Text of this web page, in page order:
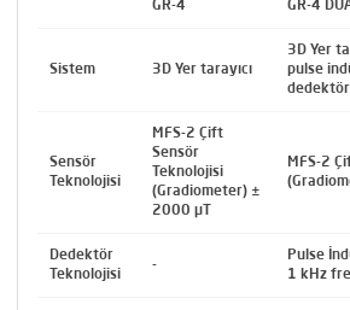
GR-4 GR-4
Sistem 3D Yer tarayıcı
3D Yer
pulse
Sensör
Teknolojisi
MFS-2 Çift
Sensör
Teknolojisi
(Gradiometer) ±
2000 µT
MFS-2
Dedektör
Teknolojisi
-
Pulse
1 kHz